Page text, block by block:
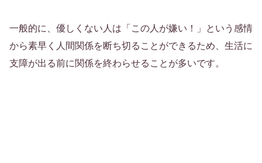
一般的に、優しくない人は「この人が嫌い！」という感情
から素早く人間関係を断ち切ることができるため、生活に
支障が出る前に関係を終わらせることが多いです。